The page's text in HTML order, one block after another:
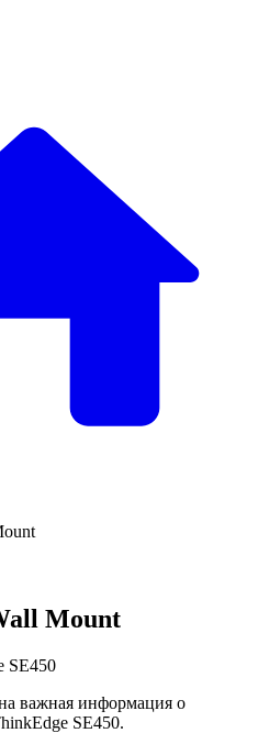
Mount
SE450
важная информация о
SE450.